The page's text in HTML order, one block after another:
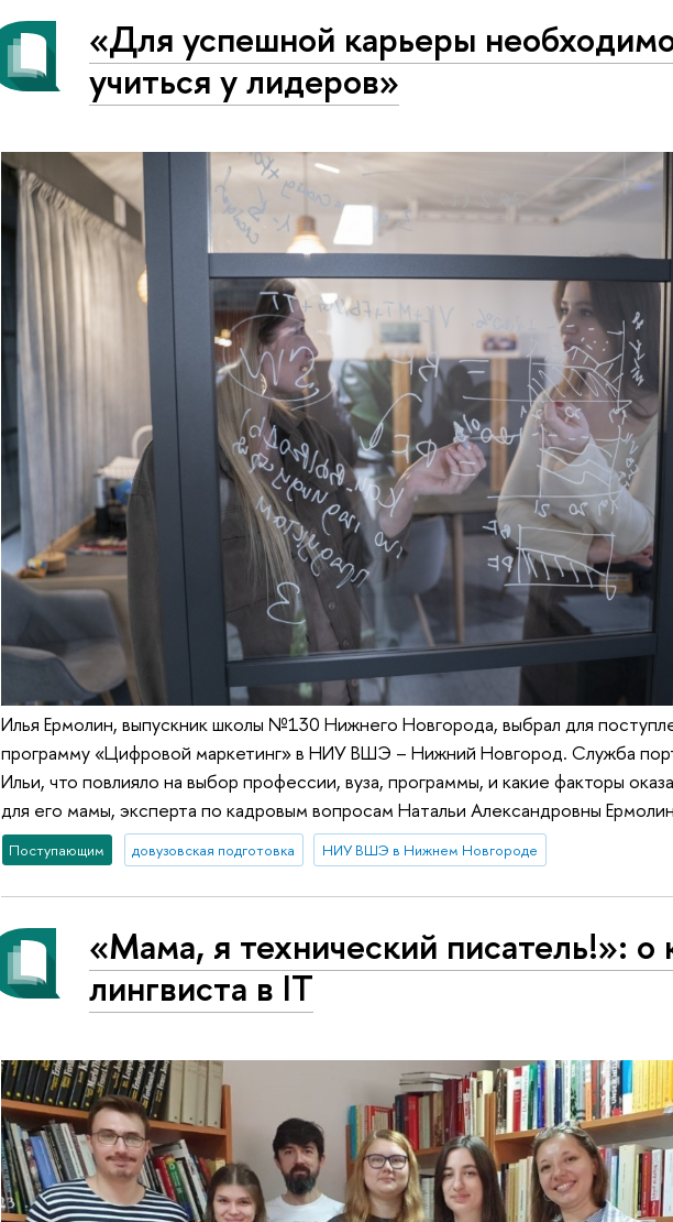
«Для успешной карьеры
учиться у лидеров»
Илья Ермолин, выпускник школы №130 Нижнего Новгорода, выбрал для
программу «Цифровой маркетинг» в НИУ ВШЭ – Нижний Новгород. Служба
Ильи, что повлияло на выбор профессии, вуза, программы, и какие факторы
для его мамы, эксперта по кадровым вопросам Натальи Александровны
Поступающим довузовская подготовка НИУ ВШЭ в Нижнем Новгороде
«Мама, я технический писатель!»: о
лингвиста в IT